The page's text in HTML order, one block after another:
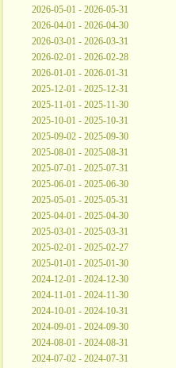
2026-05-01 - 2026-05-31
2026-04-01 - 2026-04-30
2026-03-01 - 2026-03-31
2026-02-01 - 2026-02-28
2026-01-01 - 2026-01-31
2025-12-01 - 2025-12-31
2025-11-01 - 2025-11-30
2025-10-01 - 2025-10-31
2025-09-02 - 2025-09-30
2025-08-01 - 2025-08-31
2025-07-01 - 2025-07-31
2025-06-01 - 2025-06-30
2025-05-01 - 2025-05-31
2025-04-01 - 2025-04-30
2025-03-01 - 2025-03-31
2025-02-01 - 2025-02-27
2025-01-01 - 2025-01-30
2024-12-01 - 2024-12-30
2024-11-01 - 2024-11-30
2024-10-01 - 2024-10-31
2024-09-01 - 2024-09-30
2024-08-01 - 2024-08-31
2024-07-02 - 2024-07-31